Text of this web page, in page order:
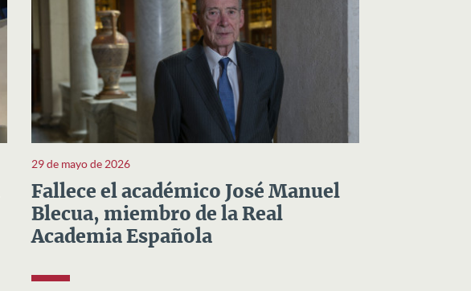
29 de mayo de 2026
Fallece el académico José Manuel
Blecua, miembro de la Real
Academia Española